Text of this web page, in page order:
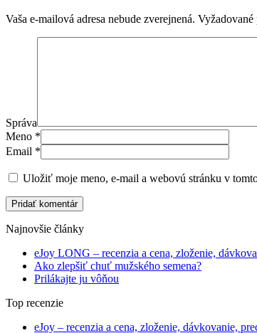
Vaša e-mailová adresa nebude zverejnená. Vyžadované
Správa
Meno *
Email *
Uložiť moje meno, e-mail a webovú stránku v
Pridať komentár
Najnovšie články
eJoy LONG – recenzia a cena, zloženie,
Ako zlepšiť chuť mužského semena?
Prilákajte ju vôňou
Top recenzie
eJoy – recenzia a cena, zloženie, dávkovanie,